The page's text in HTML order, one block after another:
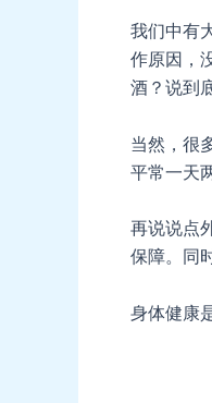
我们中有
作原因，
酒？说到
当然，很
平常一天
再说说点
保障。同
身体健康